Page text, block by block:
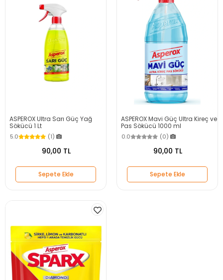
ASPEROX Ultra Sarı Güç Yağ
Sökücü 1 Lt
5.0 (1)
90,00 TL
Sepete Ekle
ASPEROX Mavi Güç Ultra Kireç ve
Pas Sökücü 1000 ml
0.0 (0)
90,00 TL
Sepete Ekle